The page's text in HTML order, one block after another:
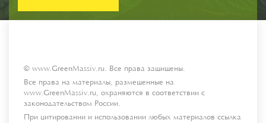
© www.GreenMassiv.ru. Все права защищены.
Все права на материалы, размещенные на
www.GreenMassiv.ru, охраняются в соответствии с
законодательством России.
При цитировании и использовании любых материалов ссылка